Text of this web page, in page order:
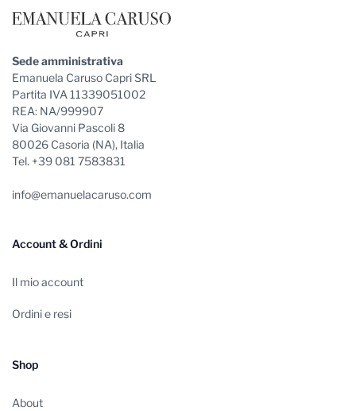
Sede amministrativa
Emanuela Caruso Capri SRL
Partita IVA 11339051002
REA: NA/999907
Via Giovanni Pascoli 8
80026 Casoria (NA), Italia
Tel. +39 081 7583831
info@emanuelacaruso.com
Account & Ordini
Il mio account
Ordini e resi
Shop
About